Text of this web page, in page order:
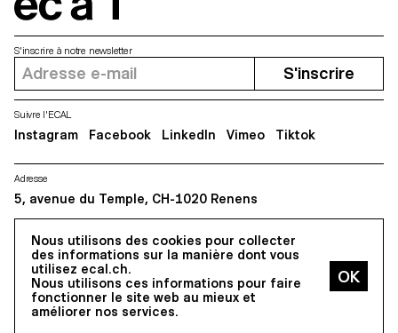
Nous utilisons des cookies pour collecter
des informations sur la manière dont vous
utilisez ecal.ch.
Nous utilisons ces informations pour faire
fonctionner le site web au mieux et
améliorer nos services.
Adresse
5, avenue du Temple, CH-1020 Renens
S'inscrire à notre newsletter
S'inscrire
Suivre l'ECAL
Instagram Facebook LinkedIn Vimeo Tiktok
Tous droits réservés @2026
Contact Impressum Hub Presse